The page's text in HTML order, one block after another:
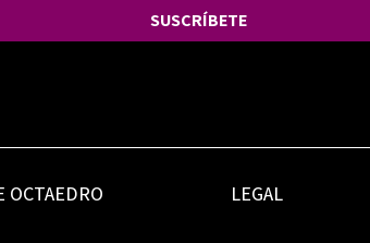
SUSCRÍBETE
OCTAEDRO LEGAL